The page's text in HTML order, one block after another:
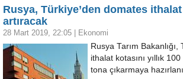
Rusya, Türkiye’den domates ithalat
artıracak
28 Mart 2019, 22:05 Ekonomi
Rusya Tarım
ithalat kotasını yıllık
tona çıkarmaya